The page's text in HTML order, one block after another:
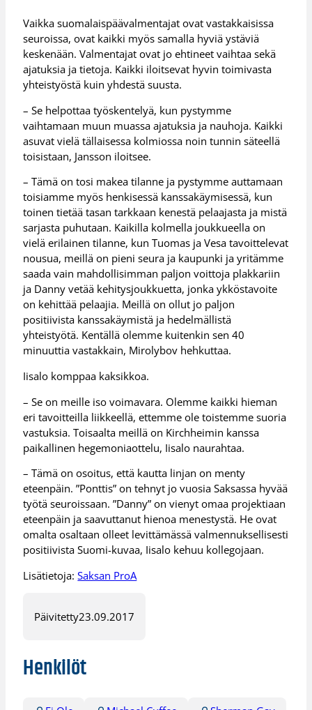
Vaikka suomalaispäävalmentajat ovat vastakkaisissa
seuroissa, ovat kaikki myös samalla hyviä ystäviä
keskenään. Valmentajat ovat jo ehtineet vaihtaa sekä
ajatuksia ja tietoja. Kaikki iloitsevat hyvin toimivasta
yhteistyöstä kuin yhdestä suusta.
– Se helpottaa työskentelyä, kun pystymme
vaihtamaan muun muassa ajatuksia ja nauhoja. Kaikki
asuvat vielä tällaisessa kolmiossa noin tunnin säteellä
toisistaan, Jansson iloitsee.
– Tämä on tosi makea tilanne ja pystymme auttamaan
toisiamme myös henkisessä kanssakäymisessä, kun
toinen tietää tasan tarkkaan kenestä pelaajasta ja mistä
sarjasta puhutaan. Kaikilla kolmella joukkueella on
vielä erilainen tilanne, kun Tuomas ja Vesa tavoittelevat
nousua, meillä on pieni seura ja kaupunki ja yritämme
saada vain mahdollisimman paljon voittoja plakkariin
ja Danny vetää kehitysjoukkuetta, jonka ykköstavoite
on kehittää pelaajia. Meillä on ollut jo paljon
positiivista kanssakäymistä ja hedelmällistä
yhteistyötä. Kentällä olemme kuitenkin sen 40
minuuttia vastakkain, Mirolybov hehkuttaa.
Iisalo komppaa kaksikkoa.
– Se on meille iso voimavara. Olemme kaikki hieman
eri tavoitteilla liikkeellä, ettemme ole toistemme suoria
vastuksia. Toisaalta meillä on Kirchheimin kanssa
paikallinen hegemoniaottelu, Iisalo naurahtaa.
– Tämä on osoitus, että kautta linjan on menty
eteenpäin. ”Ponttis” on tehnyt jo vuosia Saksassa hyvää
työtä seuroissaan. ”Danny” on vienyt omaa projektiaan
eteenpäin ja saavuttanut hienoa menestystä. He ovat
omalta osaltaan olleet levittämässä valmennuksellisesti
positiivista Suomi-kuvaa, Iisalo kehuu kollegojaan.
Lisätietoja:Saksan ProA
Päivitetty23.09.2017
Henkilöt